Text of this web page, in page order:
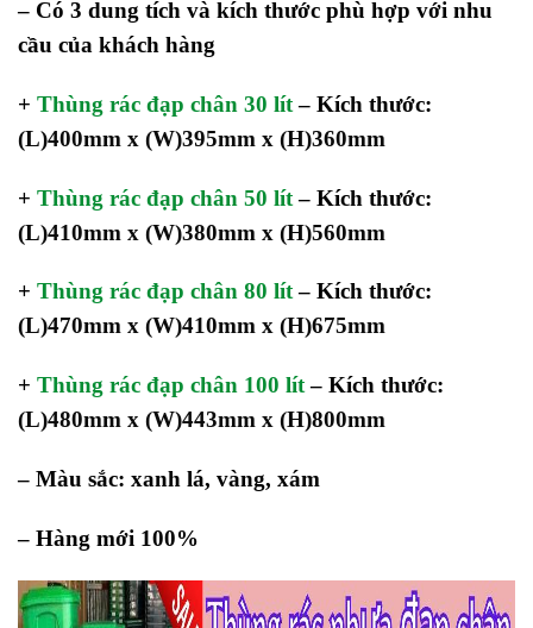
– Có 3 dung tích và kích thước phù hợp với nhu
cầu của khách hàng
+ Thùng rác đạp chân 30 lít– Kích thước:
(L)400mm x (W)395mm x (H)360mm
+ Thùng rác đạp chân 50 lít– Kích thước:
(L)410mm x (W)380mm x (H)560mm
+ Thùng rác đạp chân 80 lít– Kích thước:
(L)470mm x (W)410mm x (H)675mm
+ Thùng rác đạp chân 100 lít– Kích thước:
(L)480mm x (W)443mm x (H)800mm
– Màu sắc: xanh lá, vàng, xám
– Hàng mới 100%